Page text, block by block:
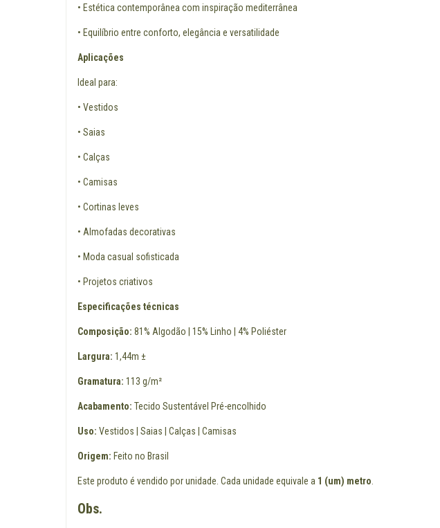
• Estética contemporânea com inspiração mediterrânea
• Equilíbrio entre conforto, elegância e versatilidade
Aplicações
Ideal para:
• Vestidos
• Saias
• Calças
• Camisas
• Cortinas leves
• Almofadas decorativas
• Moda casual sofisticada
• Projetos criativos
Especificações técnicas
Composição: 81% Algodão | 15% Linho | 4% Poliéster
Largura: 1,44m ±
Gramatura: 113 g/m²
Acabamento: Tecido Sustentável Pré-encolhido
Uso: Vestidos | Saias | Calças | Camisas
Origem: Feito no Brasil
Este produto é vendido por unidade. Cada unidade equivale a 1 (um) metro.
Obs.